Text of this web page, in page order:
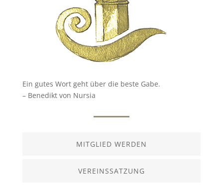
Ein gutes Wort geht über die beste Gabe.
– Benedikt von Nursia
MITGLIED WERDEN
VEREINSSATZUNG